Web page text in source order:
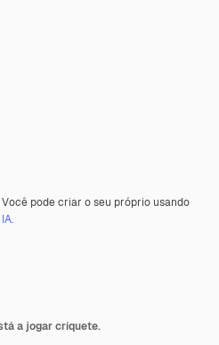
Você pode criar o seu próprio usando
a jogar críquete.